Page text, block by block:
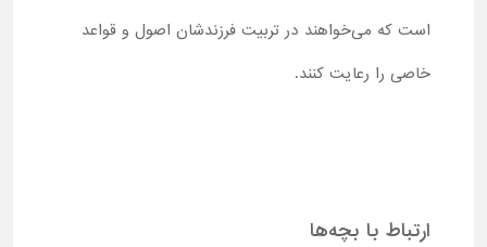
است که می‌خواهند در تربیت فرزندشان اصول و قواعد
خاصی را رعایت کنند.
ارتباط با بچه‌ها